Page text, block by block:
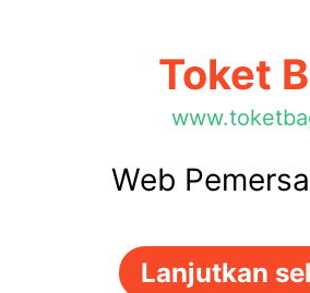
Toket
Web
Lanjutkan